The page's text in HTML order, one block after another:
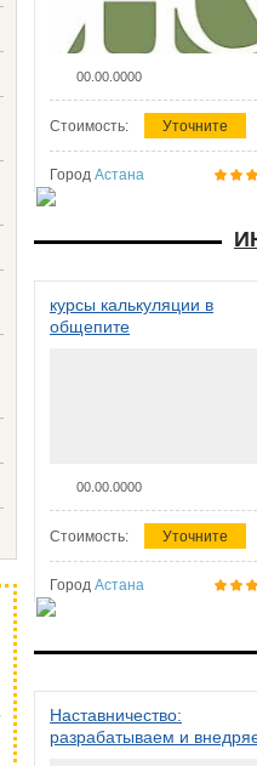
00.00.0000
Стоимость: Уточните
Город Астана
курсы калькуляции в
общепите
00.00.0000
Стоимость: Уточните
Город Астана
Наставничество:
разрабатываем и